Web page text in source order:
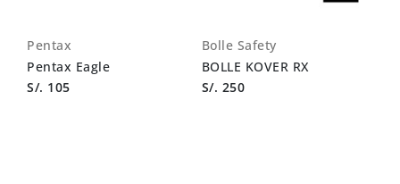
Pentax
Pentax Eagle
S/. 105
Bolle Safety
BOLLE KOVER RX
S/. 250